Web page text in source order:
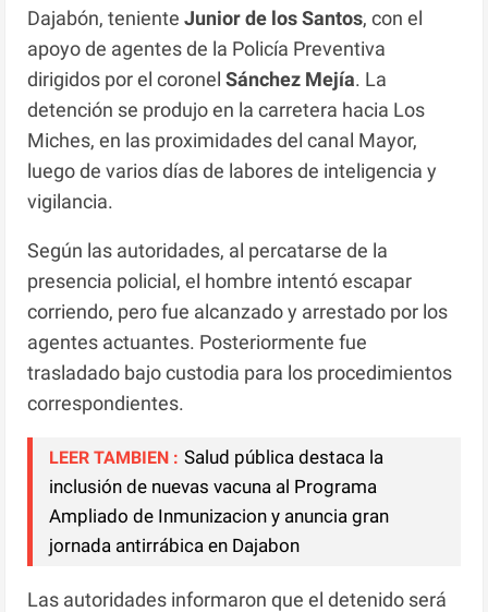
Dajabón, tenienteJunior de los Santos, con el
apoyo de agentes de la Policía Preventiva
dirigidos por el coronelSánchez Mejía. La
detención se produjo en la carretera hacia Los
Miches, en las proximidades del canal Mayor,
luego de varios días de labores de inteligencia y
vigilancia.
Según las autoridades, al percatarse de la
presencia policial, el hombre intentó escapar
corriendo, pero fue alcanzado y arrestado por los
agentes actuantes. Posteriormente fue
trasladado bajo custodia para los procedimientos
correspondientes.
LEER TAMBIEN : Salud pública destaca la
inclusión de nuevas vacuna al Programa
Ampliado de Inmunizacion y anuncia gran
jornada antirrábica en Dajabon
Las autoridades informaron que el detenido será